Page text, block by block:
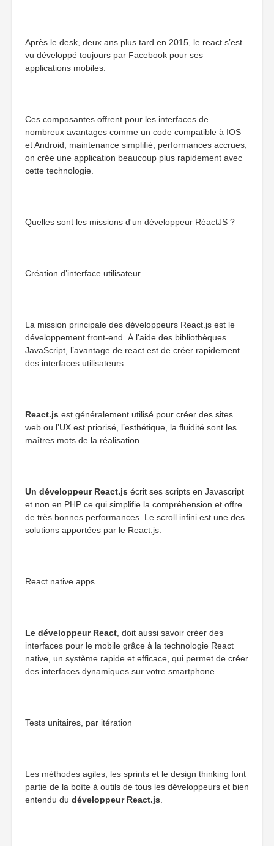
Après le desk, deux ans plus tard en 2015, le react s’est
vu développé toujours par Facebook pour ses
applications mobiles.
Ces composantes offrent pour les interfaces de
nombreux avantages comme un code compatible à IOS
et Android, maintenance simplifié, performances accrues,
on crée une application beaucoup plus rapidement avec
cette technologie.
Quelles sont les missions d'un développeur RéactJS ?
Création d’interface utilisateur
La mission principale des développeurs React.js est le
développement front-end. À l'aide des bibliothèques
JavaScript, l’avantage de react est de créer rapidement
des interfaces utilisateurs.
React.js est généralement utilisé pour créer des sites
web ou l’UX est priorisé, l’esthétique, la fluidité sont les
maîtres mots de la réalisation.
Un développeur React.js écrit ses scripts en Javascript
et non en PHP ce qui simplifie la compréhension et offre
de très bonnes performances. Le scroll infini est une des
solutions apportées par le React.js.
React native apps
Le développeur React , doit aussi savoir créer des
interfaces pour le mobile grâce à la technologie React
native, un système rapide et efficace, qui permet de créer
des interfaces dynamiques sur votre smartphone.
Tests unitaires, par itération
Les méthodes agiles, les sprints et le design thinking font
partie de la boîte à outils de tous les développeurs et bien
entendu du développeur React.js